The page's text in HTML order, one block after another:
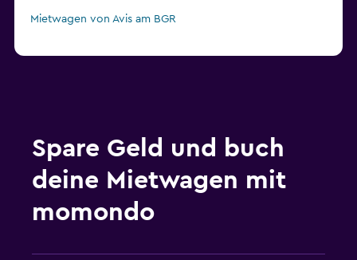
Mietwagen von Avis am BGR
Spare Geld und buch
deine Mietwagen mit
momondo